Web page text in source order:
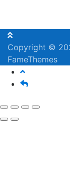
Copyright ©
FameThemes